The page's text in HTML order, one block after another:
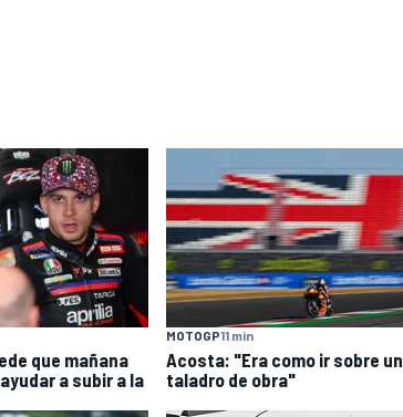
que mañana
a subir a la
MOTOGP11 min
Acosta: "Era como ir sobre un
taladro de obra"